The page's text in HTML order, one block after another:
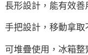
長形設計，能有效善
手把設計，移動拿取
可堆疊使用，冰箱整